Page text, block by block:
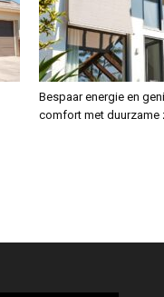
Bespaar energie en
comfort met duurzame